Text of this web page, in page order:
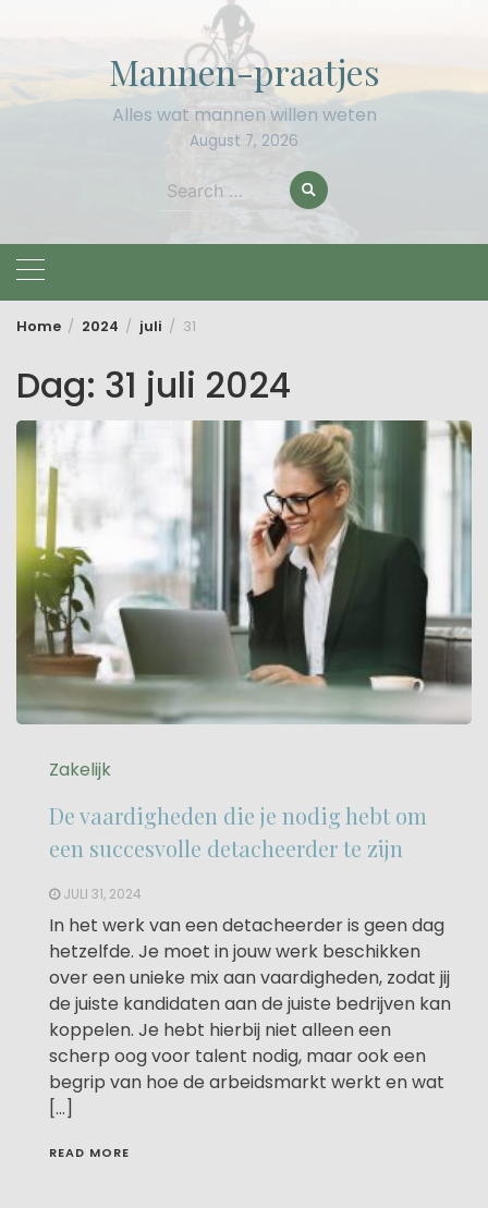
Mannen-praatjes
Alles wat mannen willen weten
August 7, 2026
Search
Home 2024 juli 31
Dag: 31 juli 2024
Zakelijk
De vaardigheden die je nodig hebt om
een succesvolle detacheerder te zijn
JULI 31, 2024
In het werk van een detacheerder is geen dag
hetzelfde. Je moet in jouw werk beschikken
over een unieke mix aan vaardigheden, zodat jij
de juiste kandidaten aan de juiste bedrijven kan
koppelen. Je hebt hierbij niet alleen een
scherp oog voor talent nodig, maar ook een
begrip van hoe de arbeidsmarkt werkt en wat
[…]
READ MORE